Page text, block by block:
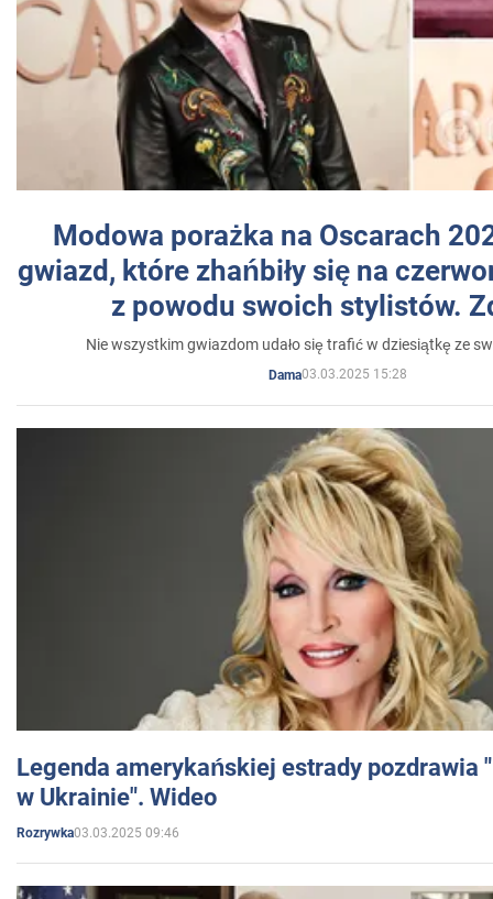
Modowa porażka na Oscarach
gwiazd, które zhańbiły się na
z powodu swoich stylistów.
Nie wszystkim gwiazdom udało się trafić w dziesiątkę ze
Dama03.03.2025 15:28
Legenda amerykańskiej estrady pozdrawia
w Ukrainie". Wideo
Rozrywka03.03.2025 09:46